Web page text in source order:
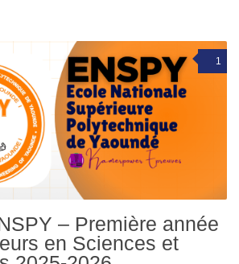
1
– Première année
en Sciences et